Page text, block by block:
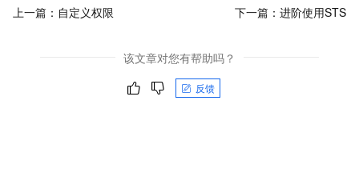
上一篇： 自定义权限 下一篇： 进阶使用STS
该文章对您有帮助吗？
反馈